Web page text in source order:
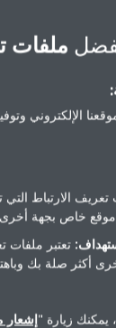
ملفات
الإلكتروني
تعريف الارتباط
موقع خاص بجهة أخرى
تعتبر ملفات
أكثر صلة بك
يمكنك زيارة "إشعار